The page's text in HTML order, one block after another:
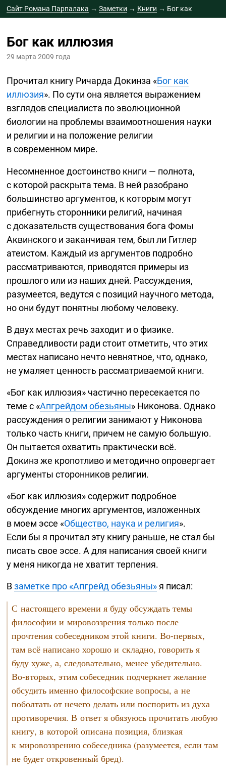
Сайт Романа Парпалака →Заметки → Книги → Бог как
Бог как иллюзия
29 марта 2009 года
Прочитал книгу Ричарда Докинза «Бог как
иллюзия». По сути она является выражением
взглядов специалиста по эволюционной
биологии на проблемы взаимоотношения науки
и религии и на положение религии
в современном мире.
Несомненное достоинство книги — полнота,
с которой раскрыта тема. В ней разобрано
большинство аргументов, к которым могут
прибегнуть сторонники религий, начиная
с доказательств существования бога Фомы
Аквинского и заканчивая тем, был ли Гитлер
атеистом. Каждый из аргументов подробно
рассматриваются, приводятся примеры из
прошлого или из наших дней. Рассуждения,
разумеется, ведутся с позиций научного метода,
но они будут понятны любому человеку.
В двух местах речь заходит и о физике.
Справедливости ради стоит отметить, что этих
местах написано нечто невнятное, что, однако,
не умаляет ценность рассматриваемой книги.
«Бог как иллюзия» частично пересекается по
теме с «Апгрейдом обезьяны» Никонова. Однако
рассуждения о религии занимают у Никонова
только часть книги, причем не самую большую.
Он пытается охватить практически всё.
Докинз же кропотливо и методично опровергает
аргументы сторонников религии.
«Бог как иллюзия» содержит подробное
обсуждение многих аргументов, изложенных
в моем эссе «Общество, наука и религия».
Если бы я прочитал эту книгу раньше, не стал бы
писать свое эссе. А для написания своей книги
у меня никогда не хватит терпения.
Взаметке про «Апгрейд обезьяны»я писал:
С настоящего времени я буду обсуждать темы
философии и мировоззрения только после
прочтения собеседником этой книги.Во-первых,
там всё написано хорошо и складно, говорить я
буду хуже, а, следовательно, менее убедительно.
Во-вторых, этим собеседник подчеркнет желание
обсудить именно философские вопросы, а не
поболтать от нечего делать или поспорить из духа
противоречия. В ответ я обязуюсь прочитать любую
книгу, в которой описана позиция, близкая
к мировоззрению собеседника (разумеется, если там
не будет откровенный бред).